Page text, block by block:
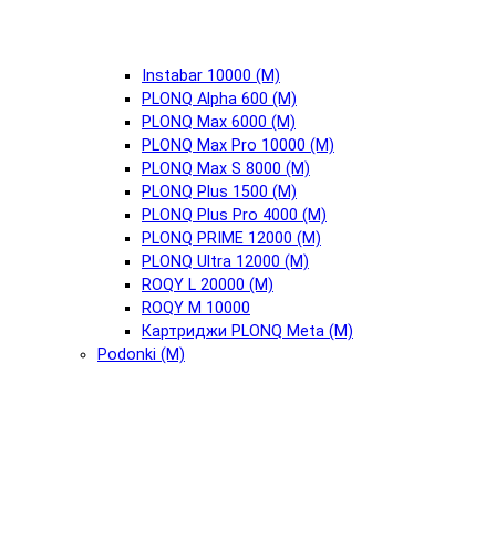
Instabar 10000 (М)
PLONQ Alpha 600 (М)
PLONQ Max 6000 (М)
PLONQ Max Pro 10000 (М)
PLONQ Max S 8000 (М)
PLONQ Plus 1500 (М)
PLONQ Plus Pro 4000 (М)
PLONQ PRIME 12000 (М)
PLONQ Ultra 12000 (М)
ROQY L 20000 (М)
ROQY M 10000
Картриджи PLONQ Meta (М)
Podonki (М)